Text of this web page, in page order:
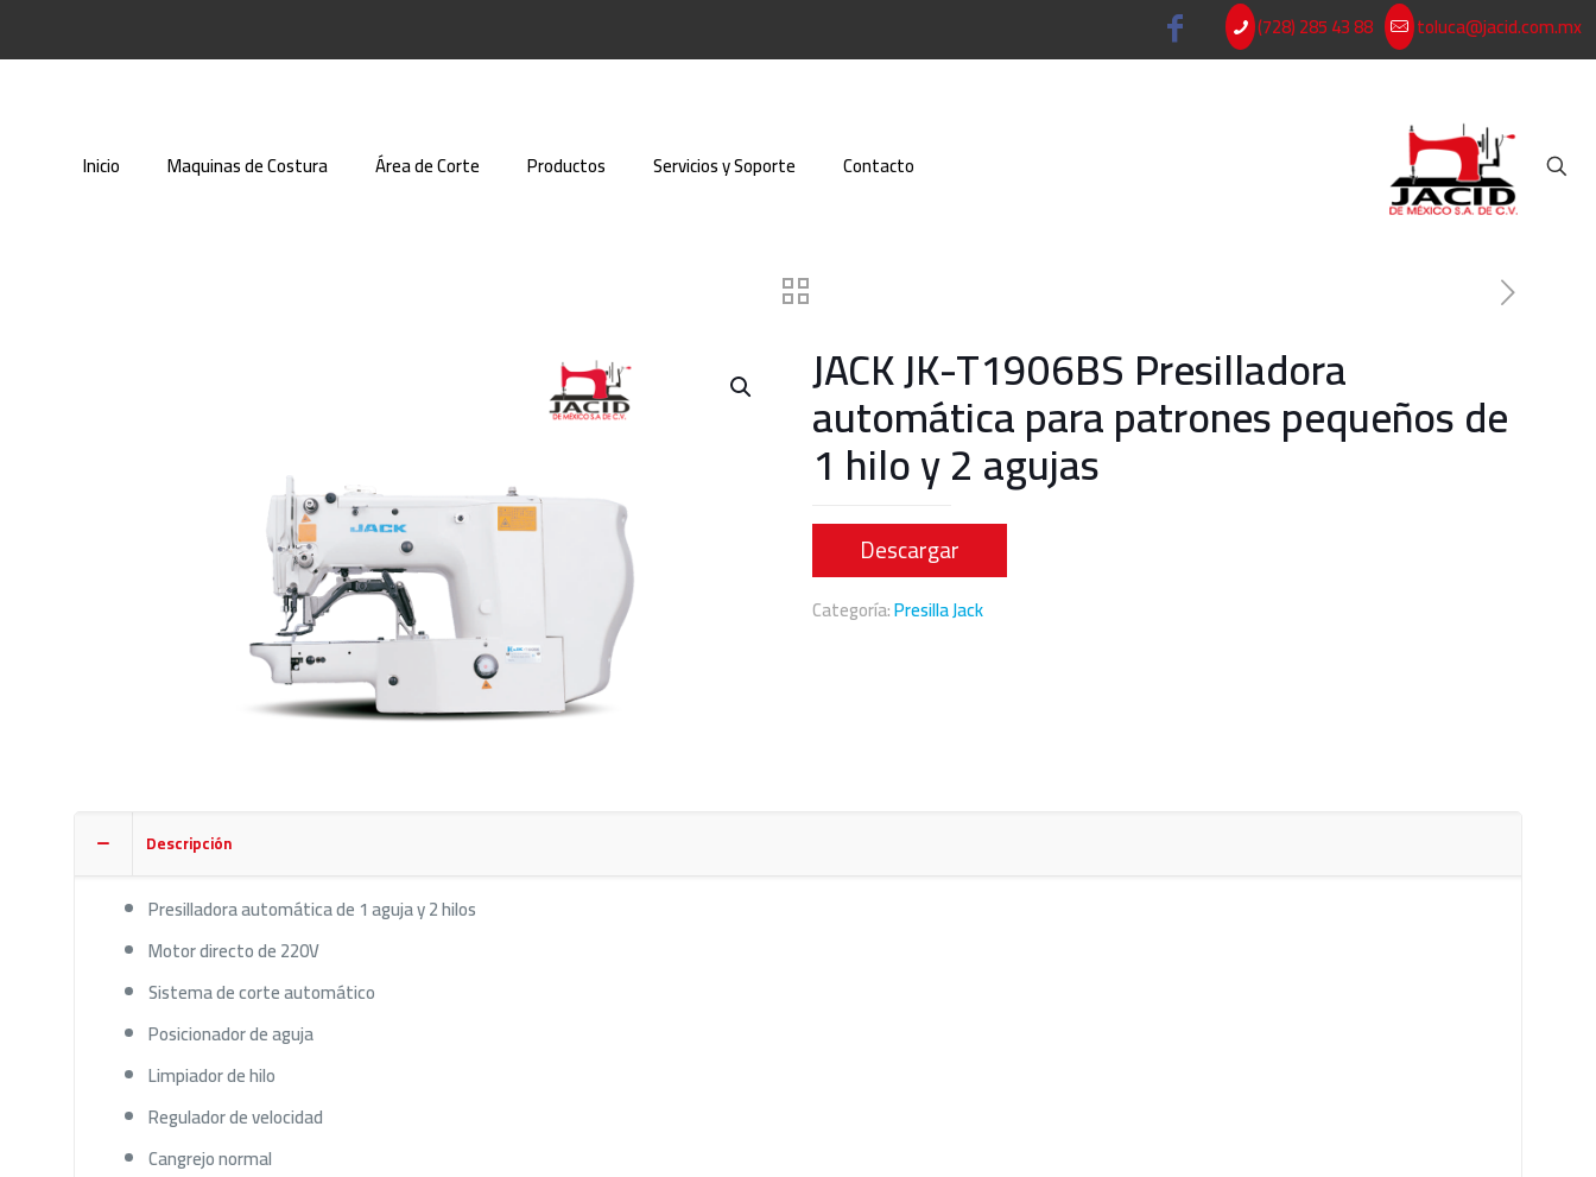
(728) 285 43 88 toluca@jacid.com.mx
Inicio Maquinas de Costura Área de Corte Productos Servicios y Soporte Contacto
JACK JK-T1906BS Presilladora
automática para patrones pequeños de
1 hilo y 2 agujas
Descargar
Categoría:Presilla Jack
Descripción
Presilladora automática de 1 aguja y 2 hilos
Motor directo de 220V
Sistema de corte automático
Posicionador de aguja
Limpiador de hilo
Regulador de velocidad
Cangrejo normal